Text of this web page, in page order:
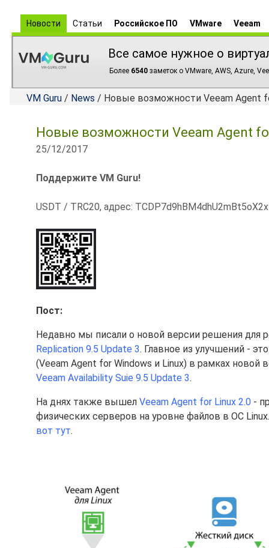
Новости Статьи Российское ПО VMware Veeam
Все самое нужное о
Более 6540 заметок о VMware, AWS, Azure,
VM Guru / News / Новые возможности Veeam Agent
Новые возможности Veeam Agent
25/12/2017
Поддержите VM Guru!
USDT / TRC20, адрес:
Пост:
Недавно мы писали о новой версии решения для
Replication 9.5 Update 3. Главное из улучшений -
(Veeam Agent for Windows и Linux) в рамках
Veeam Availability Suie 9.5 Update 3.
На днях также вышел Veeam Agent for Linux 2.0 -
физических серверов на уровне файлов в ОС
вот тут.